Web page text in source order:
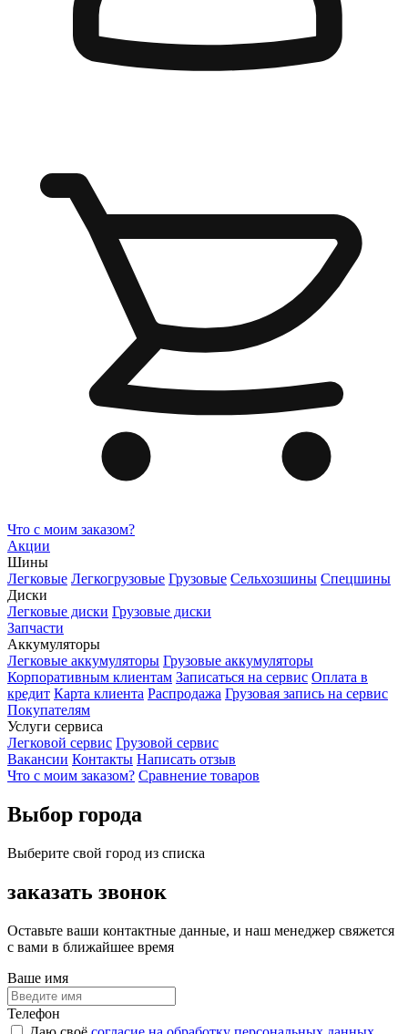
Что с моим заказом?
Акции
Шины
Легковые Легкогрузовые Грузовые Сельхозшины Спецшины
Диски
Легковые диски Грузовые диски
Запчасти
Аккумуляторы
Легковые аккумуляторы Грузовые аккумуляторы
Корпоративным клиентам Записаться на сервис Оплата в
кредит Карта клиента Распродажа Грузовая запись на сервис
Покупателям
Услуги сервиса
Легковой сервис Грузовой сервис
Вакансии Контакты Написать отзыв
Что с моим заказом? Сравнение товаров
Выбор города
Выберите свой город из списка
заказать звонок
Оставьте ваши контактные данные, и наш менеджер свяжется
с вами в ближайшее время
Ваше имя
Телефон